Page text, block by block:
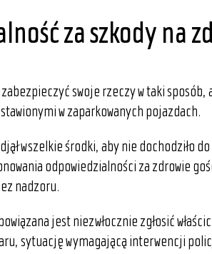
za szkody na
swoje rzeczy w taki
w zaparkowanych pojazdach.
wszelkie środki, aby nie dochodziło
odpowiedzialności za zdrowie
nadzoru.
jest niezwłocznie zgłosić
sytuację wymagającą interwencji